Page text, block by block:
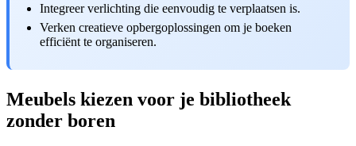
Integreer verlichting die eenvoudig te verplaatsen is.
Verken creatieve opbergoplossingen om je boeken
efficiënt te organiseren.
Meubels kiezen voor je bibliotheek
zonder boren